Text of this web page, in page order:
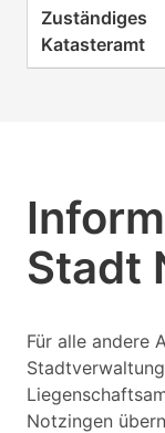
Stadt
Für alle andere
Notzingen